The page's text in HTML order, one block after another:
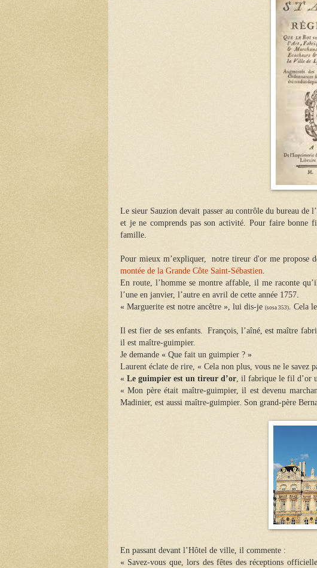
Le sieur Sauzion devait passer au contrôle du bureau de
et je ne comprends pas son activité. Pour faire bonne
famille.
Pour mieux m’expliquer, notre tireur d'or me propose
montée de la Grande Côte Saint-Sébastien.
En route, l’homme se montre affable, il me raconte
l’une en janvier, l’autre en avril de cette année 1757.
« Marguerite est notre ancêtre », lui dis-je (sosa 353). Cela
Il est fier de ses enfants. François, l’aîné, est maître
il est maître-guimpier.
Je demande « Que fait un guimpier ? »
Laurent éclate de rire, « Cela non plus, vous ne le savez
« Le guimpier est un tireur d’or, il fabrique le fil d’or
« Mon père était maître-guimpier, il est devenu
Madinier, est aussi maître-guimpier. Son grand-père
En passant devant l’Hôtel de ville, il commente :
« Savez-vous que, lors des fêtes des réceptions